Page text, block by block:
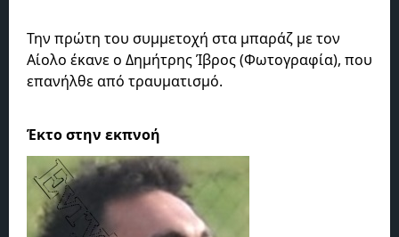
Την πρώτη του συμμετοχή στα μπαράζ με τον
Αίολο έκανε ο Δημήτρης Ίβρος (Φωτογραφία), που
επανήλθε από τραυματισμό.
Έκτο στην εκπνοή